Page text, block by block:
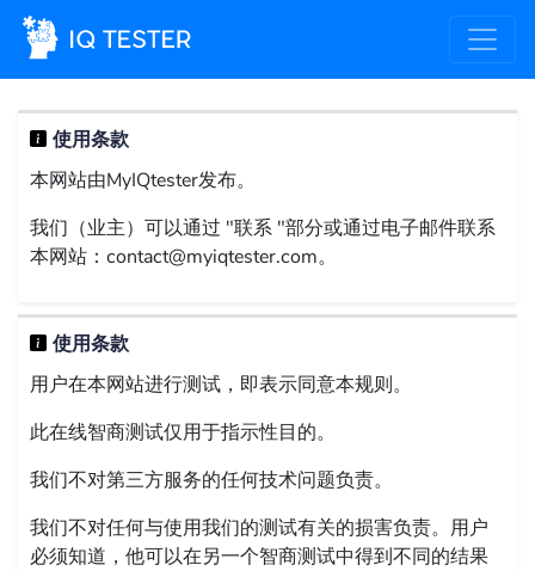
使用条款
本网站由MyIQtester发布。
我们（业主）可以通过 "联系 "部分或通过电子邮件联系
本网站： contact@myiqtester.com。
使用条款
用户在本网站进行测试，即表示同意本规则。
此在线智商测试仅用于指示性目的。
我们不对第三方服务的任何技术问题负责。
我们不对任何与使用我们的测试有关的损害负责。用户
必须知道，他可以在另一个智商测试中得到不同的结果